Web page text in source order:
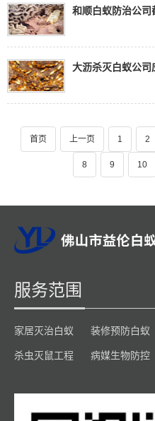
和顺白蚁防治公
大沥杀灭白蚁公
首页 上一页 1 2
8 9 10
服务范围
家居灭治白蚁 装修预防白蚁
杀虫灭鼠工程 病媒生物防控